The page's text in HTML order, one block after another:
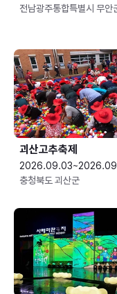
전남광주통합특별시 무안
괴산고추축제
충청북도 괴산군